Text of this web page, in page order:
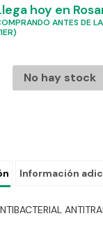
hoy en
ANTES DE
No hay stock
Información